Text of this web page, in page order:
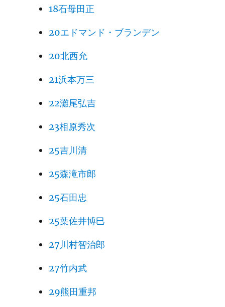
18石母田正
20エドマンド・ブランデン
20北西允
21浜本万三
22灘尾弘吉
23相原秀次
25吉川清
25森滝市郎
25石田忠
25葉佐井博巳
27川村智治郎
27竹内武
29熊田重邦